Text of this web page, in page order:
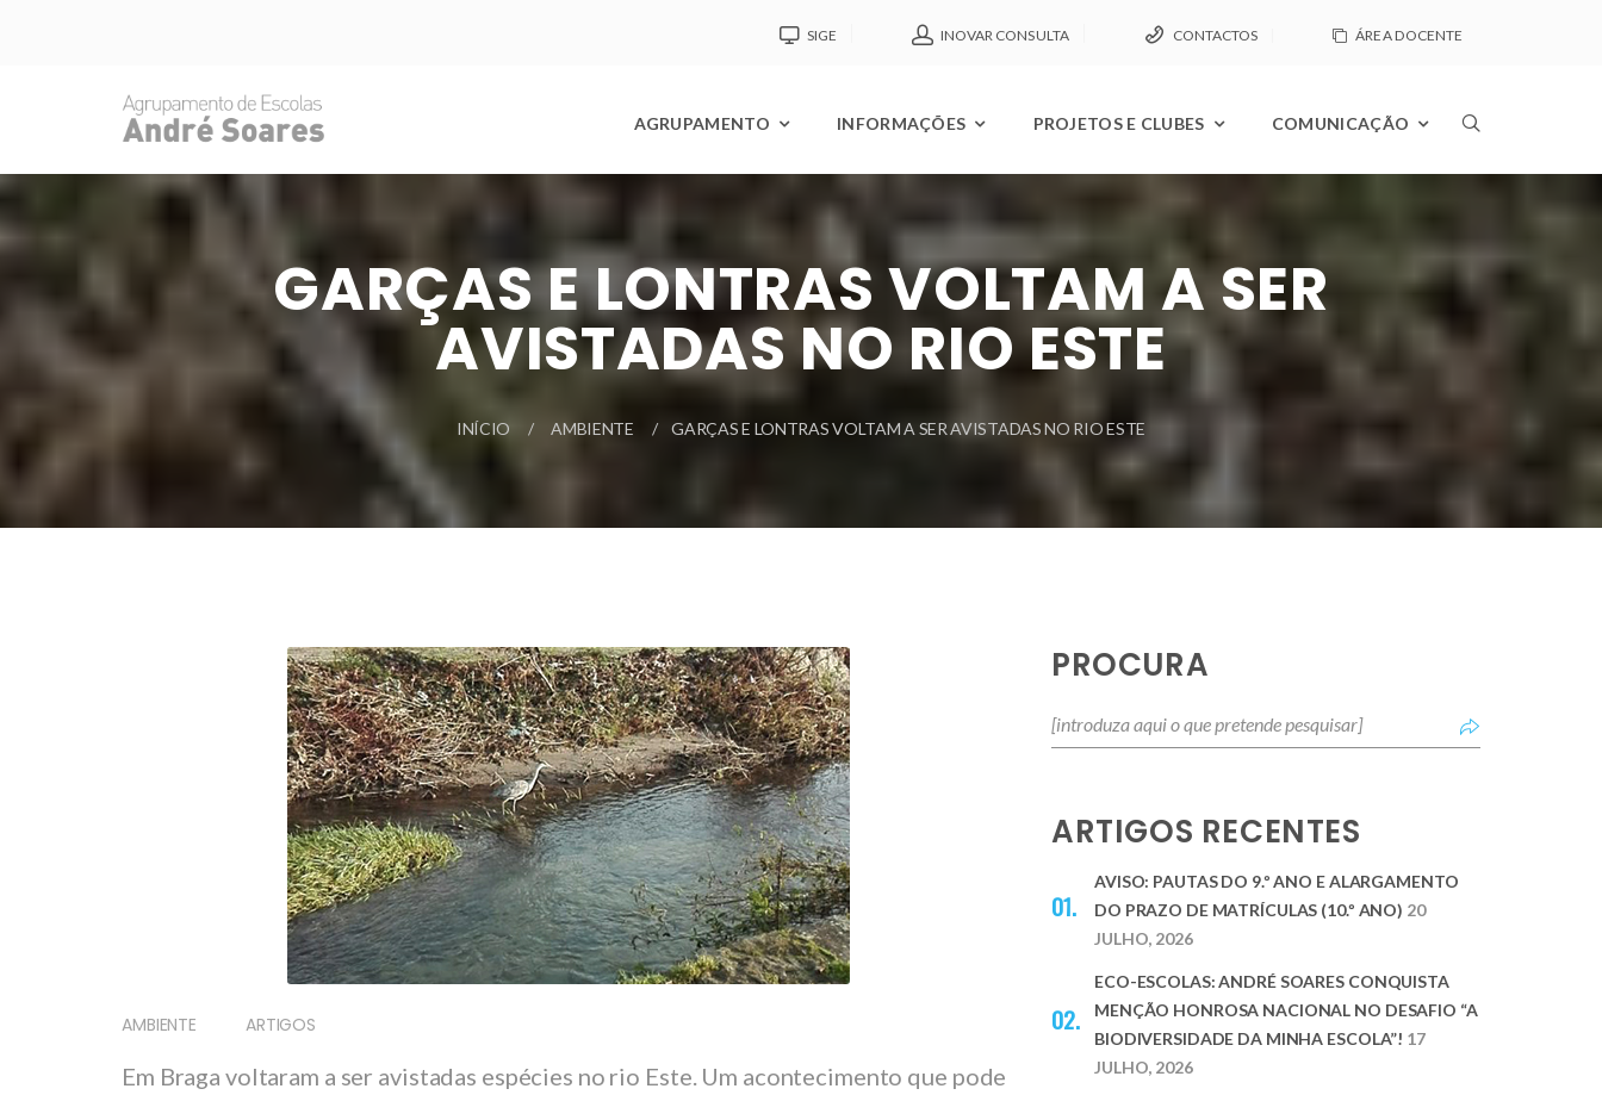
SIGE INOVAR CONSULTA CONTACTOS ÁREA DOCENTE
AGRUPAMENTO INFORMAÇÕES PROJETOS E CLUBES COMUNICAÇÃO
GARÇAS E LONTRAS VOLTAM A SER
AVISTADAS NO RIO ESTE
INÍCIO AMBIENTE GARÇAS E LONTRAS VOLTAM A SER AVISTADAS NO RIO ESTE
AMBIENTE ARTIGOS
Em Braga voltaram a ser avistadas espécies no rio Este. Um acontecimento que pode
PROCURA
ARTIGOS RECENTES
AVISO: PAUTAS DO 9.º ANO E ALARGAMENTO
DO PRAZO DE MATRÍCULAS (10.º ANO) 20
JULHO, 2026
ECO-ESCOLAS: ANDRÉ SOARES CONQUISTA
MENÇÃO HONROSA NACIONAL NO DESAFIO “A
BIODIVERSIDADE DA MINHA ESCOLA”! 17
JULHO, 2026